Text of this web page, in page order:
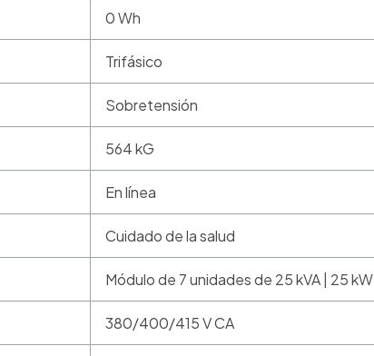
0 Wh
Trifásico
Sobretensión
564 kG
En línea
Cuidado de la salud
Módulo de 7 unidades de 25 kVA | 25 kW
380/400/415 V CA